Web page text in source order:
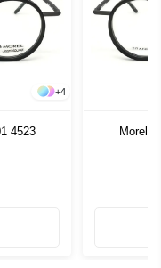
+4
4523
Morel